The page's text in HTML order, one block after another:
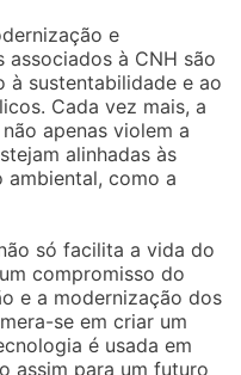
e
à CNH são
à sustentabilidade e ao
Cada vez mais, a
apenas violem a
alinhadas às
ambiental, como a
só facilita a vida do
compromisso do
e a modernização dos
se em criar um
é usada em
assim para um futuro